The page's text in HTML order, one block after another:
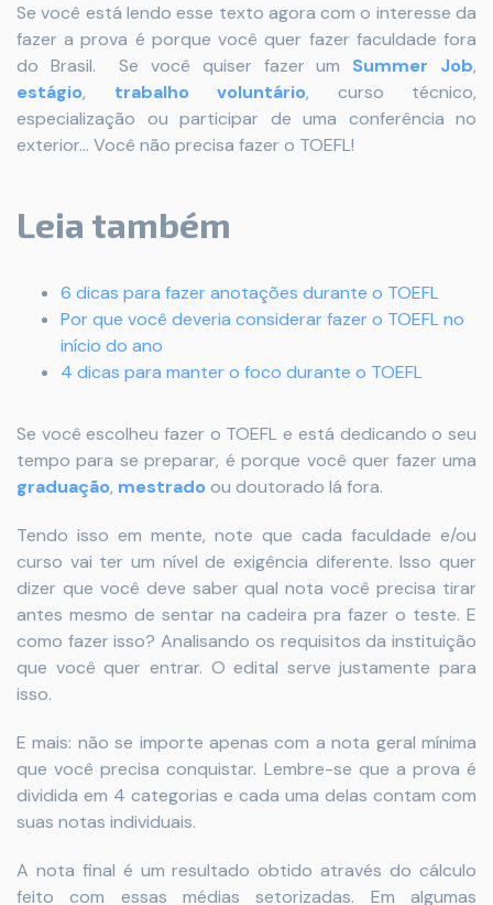
Se você está lendo esse texto agora com o interesse da
fazer a prova é porque você quer fazer faculdade fora
do Brasil. Se você quiser fazer um
Summer Job,
estágio, trabalho voluntário, curso técnico,
especialização ou participar de uma conferência no
exterior... Você não precisa fazer o TOEFL!
Leia também
6 dicas para fazer anotações durante o TOEFL
Por que você deveria considerar fazer o TOEFL no
início do ano
4 dicas para manter o foco durante o TOEFL
Se você escolheu fazer o TOEFL e está dedicando o seu
tempo para se preparar, é porque você quer fazer uma
graduação, mestrado ou doutorado lá fora.
Tendo isso em mente, note que cada faculdade e/ou
curso vai ter um nível de exigência diferente. Isso quer
dizer que você deve saber qual nota você precisa tirar
antes mesmo de sentar na cadeira pra fazer o teste. E
como fazer isso? Analisando os requisitos da instituição
que você quer entrar. O edital serve justamente para
isso.
E mais: não se importe apenas com a nota geral mínima
que você precisa conquistar. Lembre-se que a prova é
dividida em 4 categorias e cada uma delas contam com
suas notas individuais.
A nota final é um resultado obtido através do cálculo
feito com essas médias setorizadas. Em algumas